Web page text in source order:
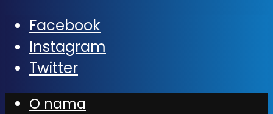
Facebook
Instagram
Twitter
O nama